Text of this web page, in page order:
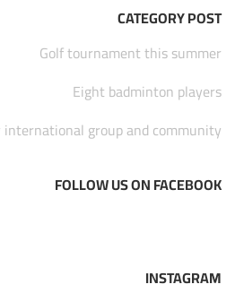
CATEGORY POST
Golf tournament this summer
Eight badminton players
international group and community
FOLLOW US ON FACEBOOK
INSTAGRAM